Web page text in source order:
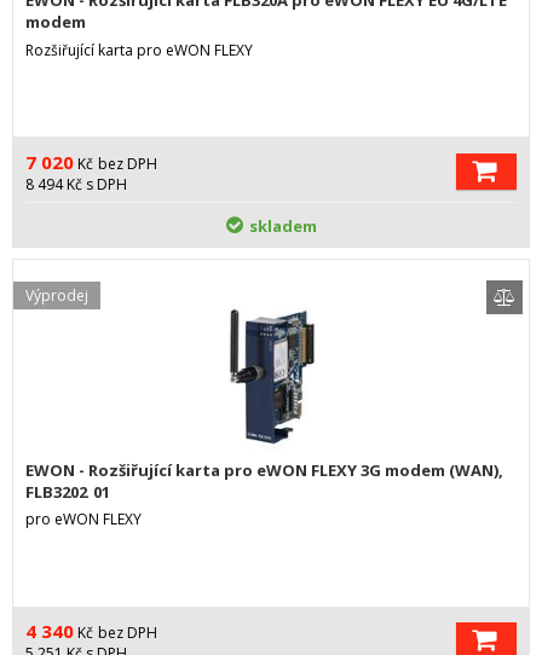
modem
Rozšiřující karta pro eWON FLEXY
7 020 Kč bez DPH
8 494Kč s DPH
skladem
EWON - Rozšiřující karta pro eWON FLEXY 3G modem (WAN),
FLB3202_01
pro eWON FLEXY
4 340 Kč bez DPH
Výprodej